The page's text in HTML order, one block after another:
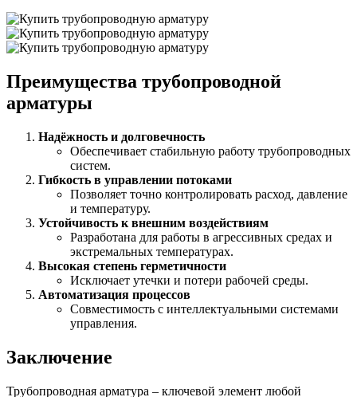
Преимущества трубопроводной
арматуры
Надёжность и долговечность
Обеспечивает стабильную работу трубопроводных
систем.
Гибкость в управлении потоками
Позволяет точно контролировать расход, давление
и температуру.
Устойчивость к внешним воздействиям
Разработана для работы в агрессивных средах и
экстремальных температурах.
Высокая степень герметичности
Исключает утечки и потери рабочей среды.
Автоматизация процессов
Совместимость с интеллектуальными системами
управления.
Заключение
Трубопроводная арматура – ключевой элемент любой